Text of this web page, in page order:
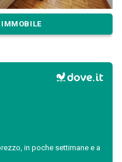
IMMOBILE
in poche settimane e a